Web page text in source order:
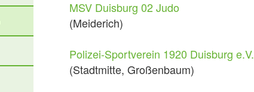
MSV Duisburg 02 Judo
(Meiderich)
Polizei-Sportverein 1920 Duisburg e.V.
(Stadtmitte, Großenbaum)